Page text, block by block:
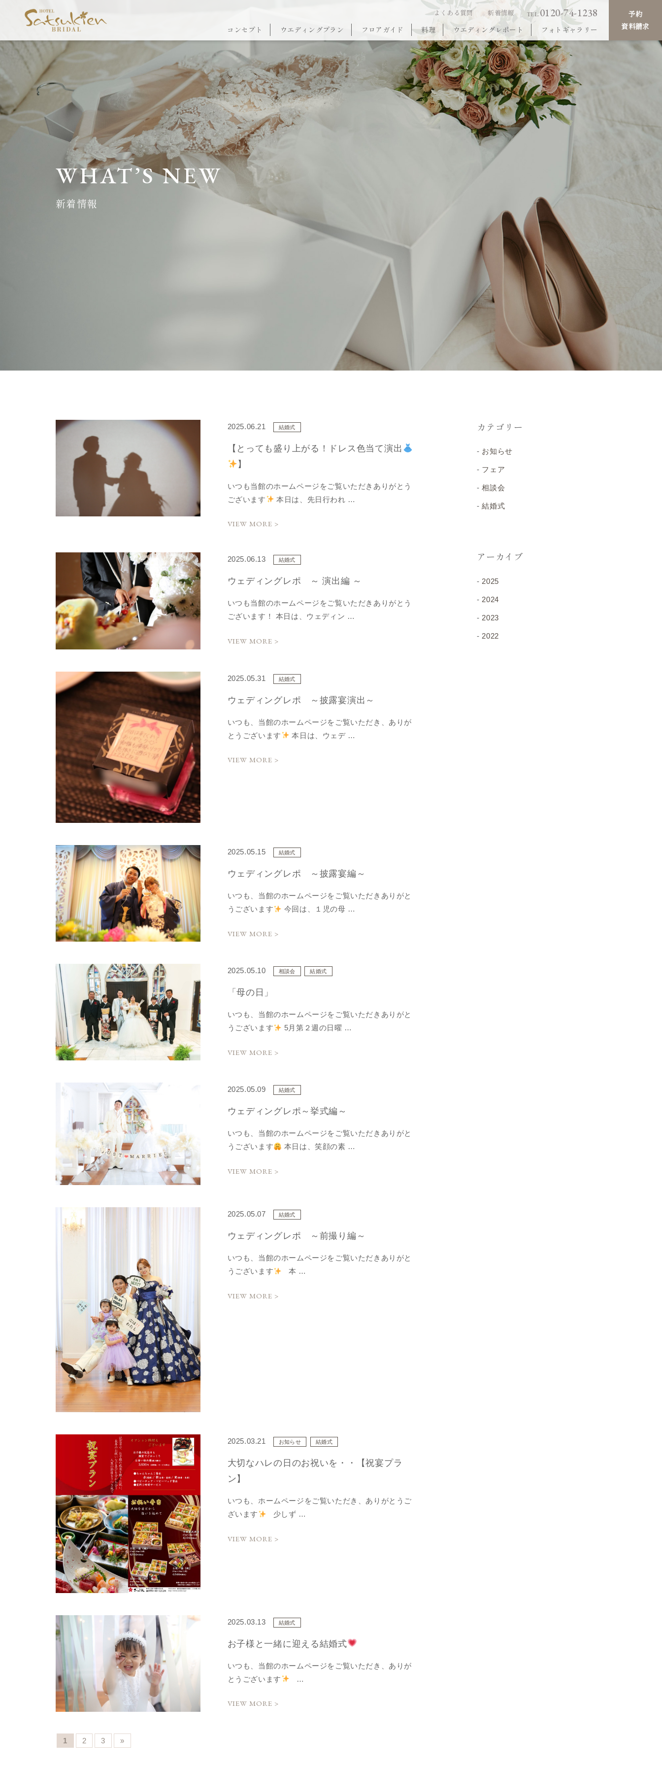
よくある質問 新着情報 TEL.0120-74-1238
コンセプト ウエディングプラン フロアガイド 料理 ウエディングレポート フォトギャラリー
予約
資料請求
WHAT’S NEW
新着情報
2025.06.21 結婚式
【とっても盛り上がる！ドレス色当て演出
】
いつも当館のホームページをご覧いただきありがとう
ございます
本日は、先日行われ …
VIEW MORE >
2025.06.13 結婚式
ウェディングレポ ～ 演出編 ～
いつも当館のホームページをご覧いただきありがとう
ございます！ 本日は、ウェディン …
VIEW MORE >
2025.05.31 結婚式
ウェディングレポ ～披露宴演出～
いつも、当館のホームページをご覧いただき、ありが
とうございます
本日は、ウェデ …
VIEW MORE >
2025.05.15 結婚式
ウェディングレポ ～披露宴編～
いつも、当館のホームページをご覧いただきありがと
うございます
今回は、１児の母 …
VIEW MORE >
2025.05.10 相談会 結婚式
「母の日」
いつも、当館のホームページをご覧いただきありがと
うございます
5月第２週の日曜 …
VIEW MORE >
2025.05.09 結婚式
ウェディングレポ～挙式編～
いつも、当館のホームページをご覧いただきありがと
うございます
本日は、笑顔の素 …
VIEW MORE >
2025.05.07 結婚式
ウェディングレポ ～前撮り編～
いつも、当館のホームページをご覧いただきありがと
うございます
本 …
VIEW MORE >
2025.03.21 お知らせ 結婚式
大切なハレの日のお祝いを・・【祝宴プラ
ン】
いつも、ホームページをご覧いただき、ありがとうご
ざいます
少しず …
VIEW MORE >
2025.03.13 結婚式
お子様と一緒に迎える結婚式
いつも、当館のホームページをご覧いただき、ありが
とうございます
…
VIEW MORE >
1 2 3 »
カテゴリー
お知らせ
フェア
相談会
結婚式
アーカイブ
2025
2024
2023
2022